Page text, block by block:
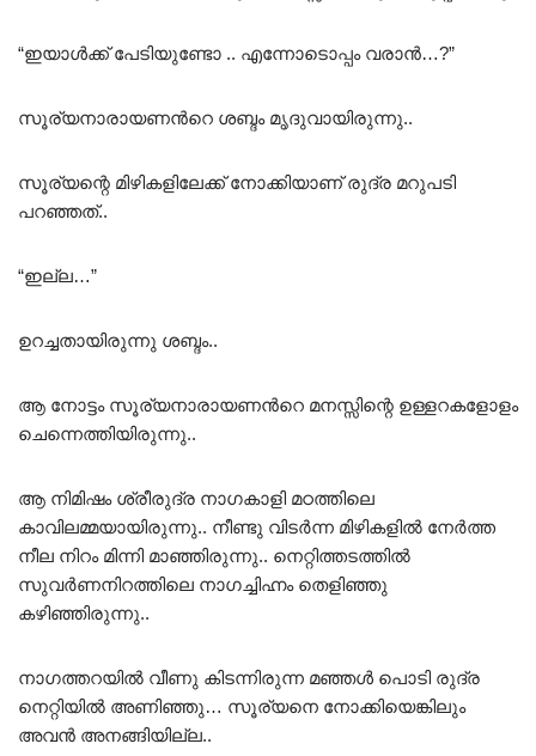
“ഇയാൾക്ക് പേടിയുണ്ടോ .. എന്നോടൊപ്പം വരാൻ…?”
സൂര്യനാരായണൻറെ ശബ്ദം മൃദുവായിരുന്നു..
സൂര്യന്റെ മിഴികളിലേക്ക് നോക്കിയാണ് രുദ്ര മറുപടി
പറഞ്ഞത്..
“ഇല്ല…”
ഉറച്ചതായിരുന്നു ശബ്ദം..
ആ നോട്ടം സൂര്യനാരായണൻറെ മനസ്സിന്റെ ഉള്ളറകളോളം
ചെന്നെത്തിയിരുന്നു..
ആ നിമിഷം ശ്രീരുദ്ര നാഗകാളി മഠത്തിലെ
കാവിലമ്മയായിരുന്നു.. നീണ്ടു വിടർന്ന മിഴികളിൽ നേർത്ത
നീല നിറം മിന്നി മാഞ്ഞിരുന്നു.. നെറ്റിത്തടത്തിൽ
സുവർണനിറത്തിലെ നാഗച്ചിഹ്നം തെളിഞ്ഞു
കഴിഞ്ഞിരുന്നു..
നാഗത്തറയിൽ വീണു കിടന്നിരുന്ന മഞ്ഞൾ പൊടി രുദ്ര
നെറ്റിയിൽ അണിഞ്ഞു… സൂര്യനെ നോക്കിയെങ്കിലും
അവൻ അനങ്ങിയില്ല..